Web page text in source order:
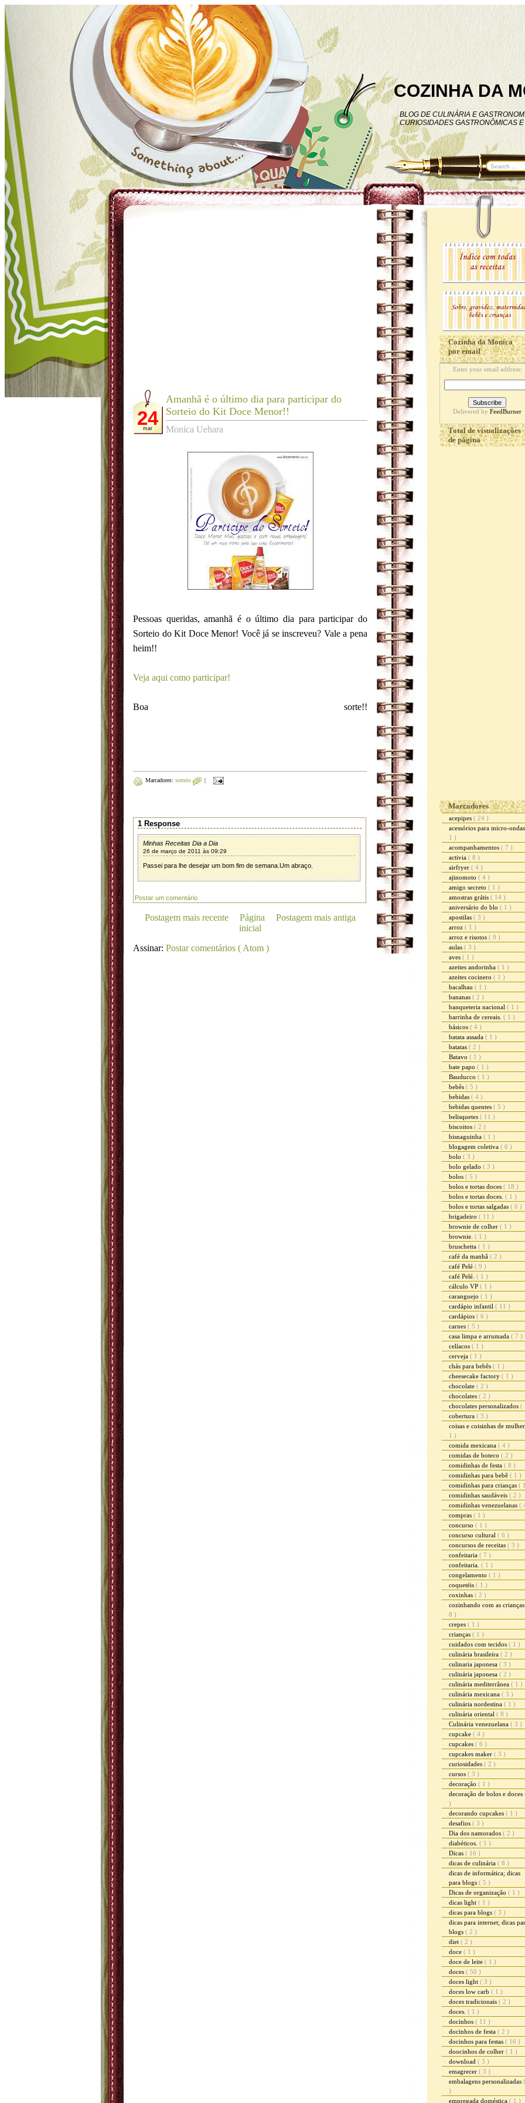
COZINHA DA
BLOG DE CULINÁRIA E
CURIOSIDADES GASTRONÔMICAS
24
mar
Amanhã é o último dia para participar do
Sorteio do Kit Doce Menor!!
Monica Uehara
Pessoas queridas, amanhã é o último dia para participar do
Sorteio do Kit Doce Menor! Você já se inscreveu? Vale a pena
heim!!
Veja aqui como participar!
Boa sorte!!
Marcadores: sorteio |
1 Response
Minhas Receitas Dia a Dia
26 de março de 2011 às 09:29
Passei para lhe desejar um bom fim de semana.Um abraço.
Postar um comentário
Postagem mais recente Postagem mais antiga
Página
inicial
Assinar: Postar comentários ( Atom )
Cozinha da Monica
por email
Enter your email address:
Delivered by FeedBurner
Total de visualizações
de página
Marcadores
acepipes ( 24 )
acessórios para micro-
1 )
acompanhamentos ( 7 )
activia ( 8 )
airfryer ( 4 )
ajinomoto ( 4 )
amigo secreto ( 1 )
amostras grátis ( 14 )
aniversário do blo ( 1 )
apostilas ( 3 )
arroz ( 1 )
arroz e risotos ( 9 )
aulas ( 3 )
aves ( 1 )
azeites andorinha ( 1 )
azeites cocinero ( 1 )
bacalhau ( 1 )
bananas ( 2 )
banqueteria nacional ( 1 )
barrinha de cereais. ( 1 )
básicos ( 4 )
batata assada ( 1 )
batatas ( 2 )
Batavo ( 1 )
bate papo ( 1 )
Bauducco ( 1 )
bebês ( 5 )
bebidas ( 4 )
bebidas quentes ( 5 )
belisquetes ( 11 )
biscoitos ( 2 )
bisnaguinha ( 1 )
blogagem coletiva ( 6 )
bolo ( 3 )
bolo gelado ( 3 )
bolos ( 5 )
bolos e tortas doces ( 18 )
bolos e tortas doces. ( 1 )
bolos e tortas salgadas ( 6 )
brigadeiro ( 11 )
brownie de colher ( 1 )
brownie. ( 1 )
bruschetta ( 1 )
café da manhã ( 2 )
café Pelé ( 9 )
café Pelé. ( 1 )
cálculo VP ( 1 )
caranguejo ( 1 )
cardápio infantil ( 11 )
cardápios ( 6 )
carnes ( 5 )
casa limpa e arrumada ( 7 )
celíacos ( 1 )
cerveja ( 1 )
chás para bebês ( 1 )
cheesecake factory ( 1 )
chocolate ( 2 )
chocolates ( 2 )
chocolates personalizados (
cobertura ( 3 )
coisas e coisinhas de
1 )
comida mexicana ( 4 )
comidas de boteco ( 2 )
comidinhas de festa ( 8 )
comidinhas para bebê ( 1 )
comidinhas para crianças (
comidinhas saudáveis ( 2 )
comidinhas venezuelanas (
compras ( 1 )
concurso ( 1 )
concurso cultural ( 6 )
concursos de receitas ( 3 )
confeitaria ( 7 )
confeitaria. ( 1 )
congelamento ( 1 )
coquetéis ( 1 )
coxinhas ( 2 )
cozinhando com as
8 )
crepes ( 1 )
crianças ( 1 )
cuidados com tecidos ( 1 )
culinária brasileira ( 2 )
culinaria japonesa ( 3 )
culinária japonesa ( 2 )
culinária mediterrânea ( 1 )
culinária mexicana ( 3 )
culinária nordestina ( 1 )
culinária oriental ( 8 )
Culinária venezuelana ( 3 )
cupcake ( 4 )
cupcakes ( 6 )
cupcakes maker ( 3 )
curiosidades ( 2 )
cursos ( 3 )
decoração ( 1 )
decoração de bolos e doces
)
decorando cupcakes ( 1 )
desafios ( 3 )
Dia dos namorados ( 2 )
diabéticos. ( 1 )
Dicas ( 16 )
dicas de culinária ( 8 )
dicas de informática; dicas
para blogs ( 5 )
Dicas de organização ( 1 )
dicas light ( 1 )
dicas para blogs ( 3 )
dicas para internet; dicas
blogs ( 2 )
diet ( 2 )
doce ( 1 )
doce de leite ( 1 )
doces ( 50 )
doces light ( 3 )
doces low carb ( 1 )
doces tradicionais ( 2 )
doces. ( 1 )
docinhos ( 11 )
docinhos de festa ( 2 )
docinhos para festas ( 16 )
doocinhos de colher ( 1 )
download ( 3 )
emagrecer ( 3 )
embalagens personalizadas
)
empregada doméstica ( 1 )